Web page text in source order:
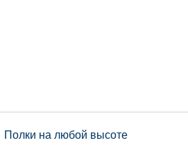
Полки на любой высоте